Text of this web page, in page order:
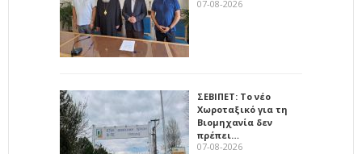
07-08-2026
ΣΕΒΙΠΕΤ: Το νέο
Χωροταξικό για τη
Βιομηχανία δεν
πρέπει…
07-08-2026